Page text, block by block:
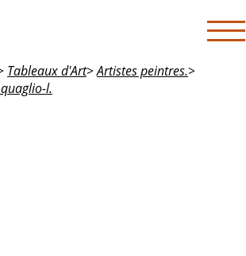
Tableaux d'Art>Artistes peintres.>
l.